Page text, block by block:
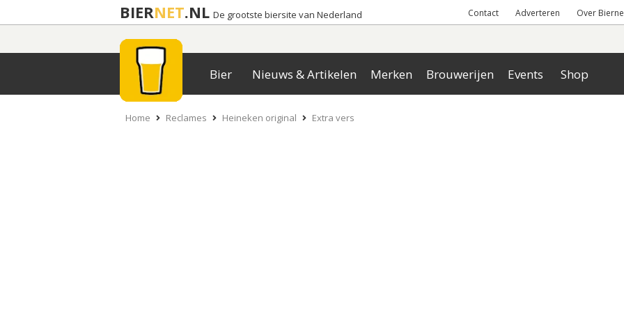
BIERNET.NL De grootste biersite van Nederland Contact Adverteren Over
Bier Nieuws & Artikelen Merken Brouwerijen Events Shop
Home Reclames Heineken original Extra vers